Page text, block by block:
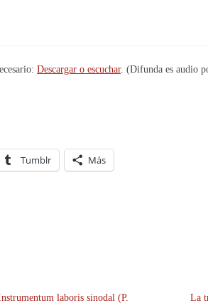
Descargar o escuchar. (Difunda es audio
Tumblr Más
laboris sinodal (P.
La